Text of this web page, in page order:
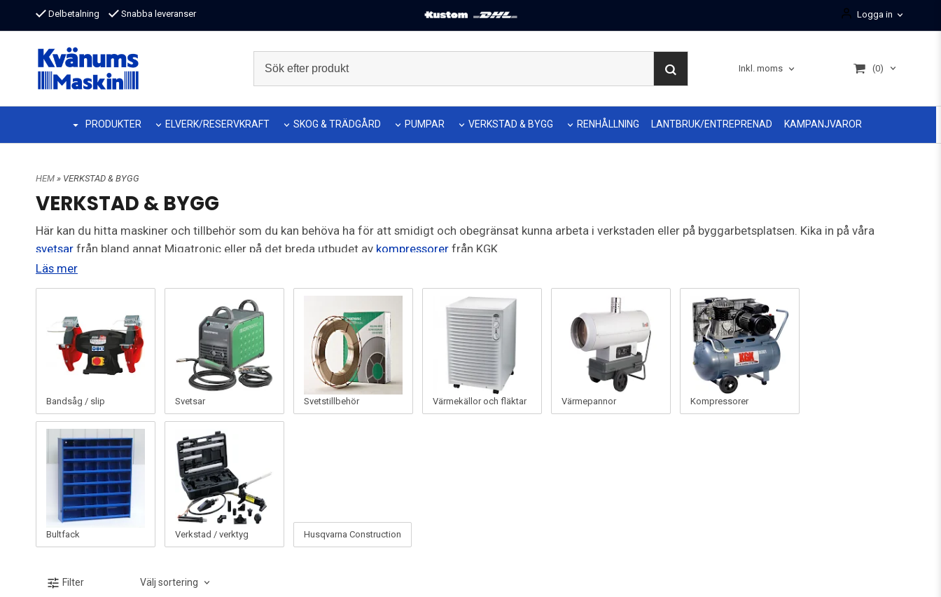
Delbetalning Snabba leveranser Logga in
Inkl. moms (0)
PRODUKTER ELVERK/RESERVKRAFT SKOG & TRÄDGÅRD PUMPAR VERKSTAD & BYGG RENHÅLLNING LANTBRUK/ENTREPRENAD KAMPANJVAROR
HEM » VERKSTAD & BYGG
VERKSTAD & BYGG
Här kan du hitta maskiner och tillbehör som du kan behöva ha för att smidigt och obegränsat kunna arbeta i verkstaden eller på byggarbetsplatsen. Kika in på våra
svetsar från bland annat Migatronic eller på det breda utbudet av kompressorer från KGK.
Vi har även ett stort sortiment av verktyg såsom tänger, kapskivor och hylsnyckelsatser.
om du inte hittar det du söker!
Läs mer
Bandsåg / slip Svetsar Svetstillbehör Värmekällor och fläktar Värmepannor Kompressorer
Bultfack Verkstad / verktyg Husqvarna Construction
Filter Välj sortering